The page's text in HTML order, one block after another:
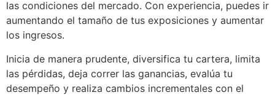
las condiciones del mercado. Con experiencia, puedes ir
aumentando el tamaño de tus exposiciones y aumentar
los ingresos.
Inicia de manera prudente, diversifica tu cartera, limita
las pérdidas, deja correr las ganancias, evalúa tu
desempeño y realiza cambios incrementales con el